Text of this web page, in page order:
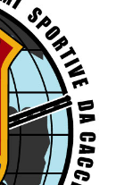
lavoro regionali
- Dispositivi